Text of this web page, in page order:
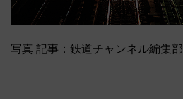
写真 記事：鉄道チャンネル編集部